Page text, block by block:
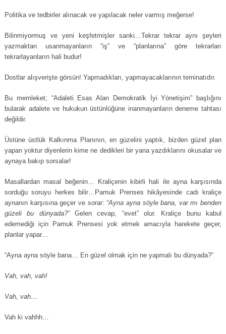
Politika ve tedbirler alınacak ve yapılacak neler varmış meğerse!
Bilinmiyormuş ve yeni keşfetmişler sanki…Tekrar tekrar aynı şeyleri
yazmaktan usanmayanların “iş” ve “planlarına” göre tekrarları
tekrarlayanların hali budur!
Dostlar alışverişte görsün! Yapmadıkları, yapmayacaklarının teminatıdır.
Bu memleket; “Adaleti Esas Alan Demokratik İyi Yönetişim” başlığını
bularak adalete ve hukukun üstünlüğüne inanmayanların deneme tahtası
değildir.
Üstüne üstlük Kalkınma Planının, en güzelini yaptık, bizden güzel plan
yapan yoktur diyenlerin kime ne dedikleri bir yana yazdıklarını okusalar ve
aynaya bakıp sorsalar!
Masallardan masal beğenin… Kraliçenin kibirli hali ile ayna karşısında
sorduğu soruyu herkes bilir…Pamuk Prenses hikâyesinde cadı kraliçe
aynanın karşısına geçer ve sorar: “Ayna ayna söyle bana, var mı benden
güzeli bu dünyada?”Gelen cevap, “evet” olur. Kraliçe bunu kabul
edemediği için Pamuk Prensesi yok etmek amacıyla harekete geçer,
planlar yapar…
“Ayna ayna söyle bana… En güzel olmak için ne yapmalı bu dünyada?”
Vah, vah, vah!
Vah, vah…
Vah ki vahhh…